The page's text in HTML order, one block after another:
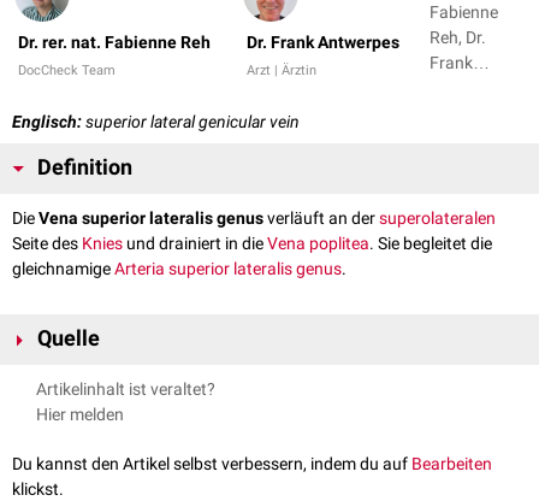
Dr. rer. nat. Fabienne Reh
DocCheck Team
Dr. Frank Antwerpes
Arzt | Ärztin
Fabienne
Reh, Dr.
Frank
Englisch:superior lateral genicular vein
Definition
DieVena superior lateralis genusverläuft an dersuperolateralen
Seite des Knies und drainiert in dieVena poplitea. Sie begleitet die
gleichnamigeArteria superior lateralis genus.
Quelle
Elsevier – Superior Lateral Genicular Vein (Left)
16.05.2024
Artikelinhalt ist veraltet?
Hier melden
Du kannst den Artikel selbst verbessern, indem du auf Bearbeiten
klickst.